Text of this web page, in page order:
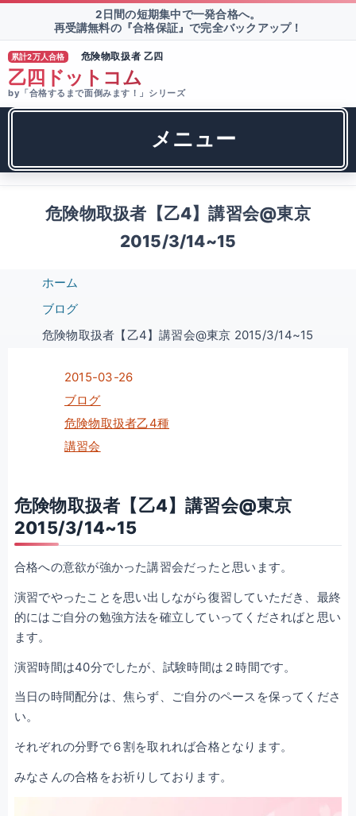
2日間の短期集中で一発合格へ。
再受講無料の『合格保証』で完全バックアップ！
累計2万人合格 危険物取扱者 乙四
乙四ドットコム
by「合格するまで面倒みます！」シリーズ
メニュー
危険物取扱者【乙4】講習会@東京
2015/3/14~15
ホーム
ブログ
危険物取扱者【乙4】講習会@東京 2015/3/14~15
2015-03-26
ブログ
危険物取扱者乙4種
講習会
危険物取扱者【乙4】講習会@東京
2015/3/14~15
合格への意欲が強かった講習会だったと思います。
演習でやったことを思い出しながら復習していただき、最終
的にはご自分の勉強方法を確立していってくださればと思い
ます。
演習時間は40分でしたが、試験時間は２時間です。
当日の時間配分は、焦らず、ご自分のペースを保ってくださ
い。
それぞれの分野で６割を取れれば合格となります。
みなさんの合格をお祈りしております。